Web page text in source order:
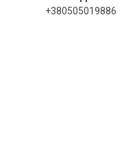
+380505019886